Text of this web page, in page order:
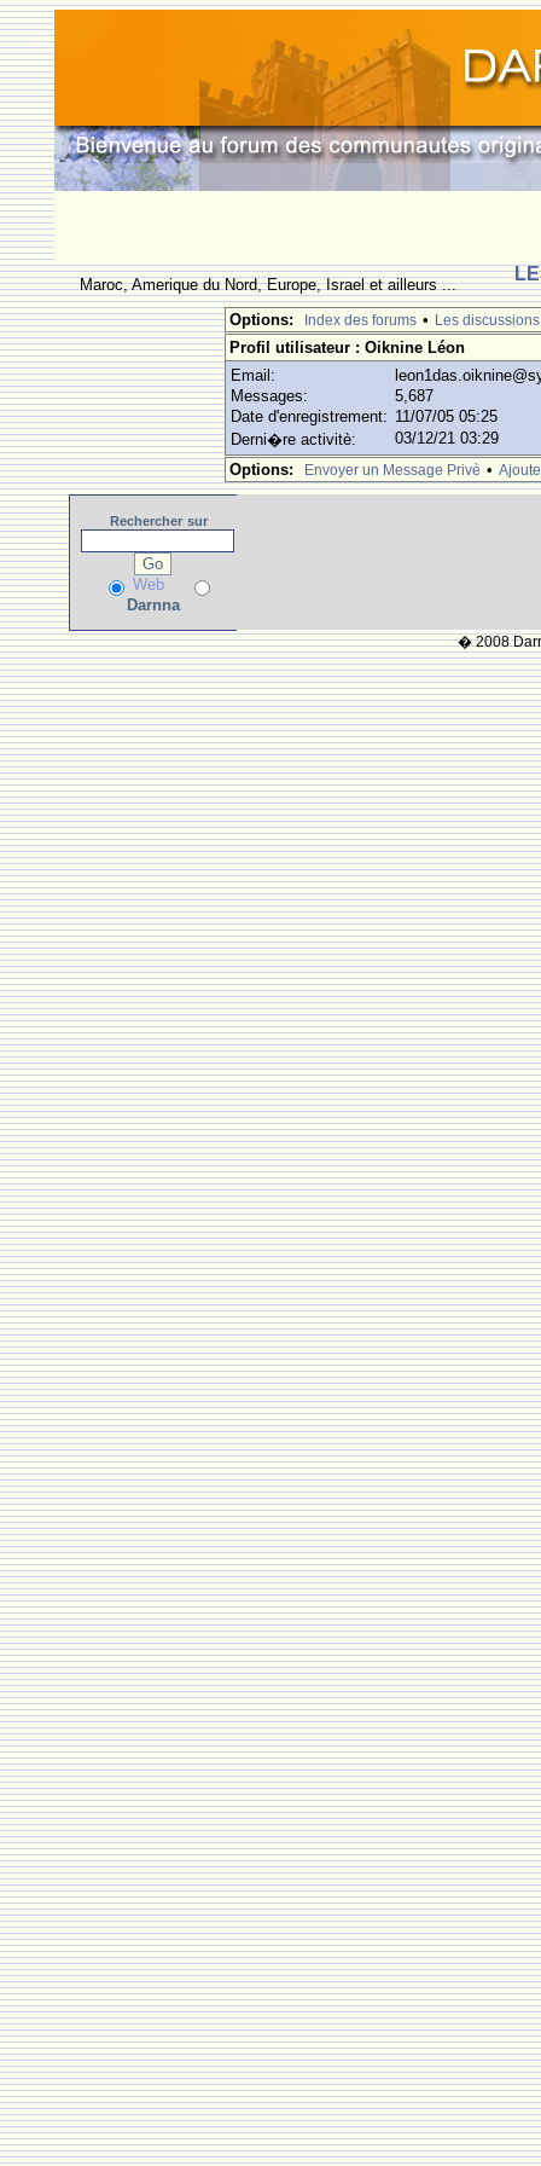
Maroc, Amerique du Nord, Europe, Israel et ailleurs ...
Options:
Index des forums • Les discussions
Profil utilisateur : Oiknine Léon
Email:
Messages:
5,687
Date d'enregistrement: 11/07/05 05:25
Derni�re activitè:
03/12/21 03:29
Options:
Envoyer un Message Privè •
Rechercher sur
Web
Darnna
� 2008